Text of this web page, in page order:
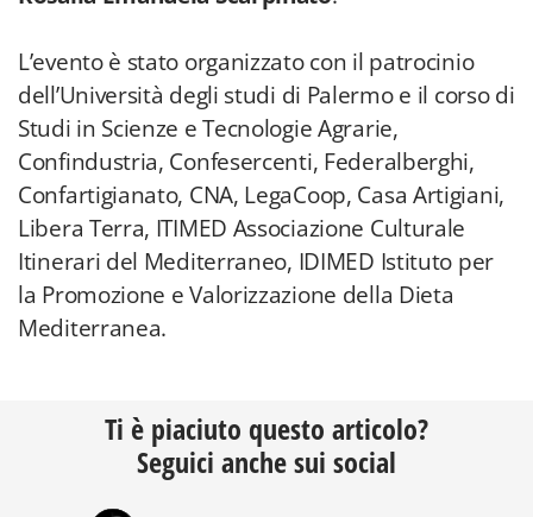
L’evento è stato organizzato con il patrocinio
dell’Università degli studi di Palermo e il corso di
Studi in Scienze e Tecnologie Agrarie,
Confindustria, Confesercenti, Federalberghi,
Confartigianato, CNA, LegaCoop, Casa Artigiani,
Libera Terra, ITIMED Associazione Culturale
Itinerari del Mediterraneo, IDIMED Istituto per
la Promozione e Valorizzazione della Dieta
Mediterranea.
Ti è piaciuto questo articolo?
Seguici anche sui social